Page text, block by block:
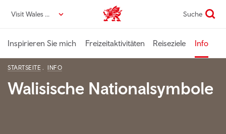
zumVisit Wales DE VisitWales home Suche
Inspirieren Sie mich Freizeitaktivitäten Reiseziele Info
STARTSEITE INFO
Walisische Nationalsymbole